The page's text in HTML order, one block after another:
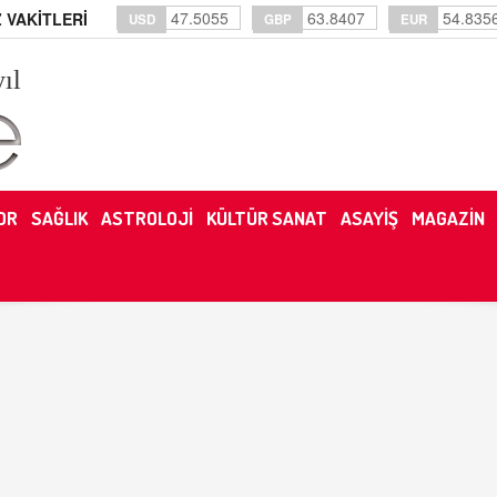
VAKİTLERİ USD 47.5055 GBP 63.8407 EUR
SAĞLIK ASTROLOJİ KÜLTÜR SANAT ASAYİŞ MAGAZİN